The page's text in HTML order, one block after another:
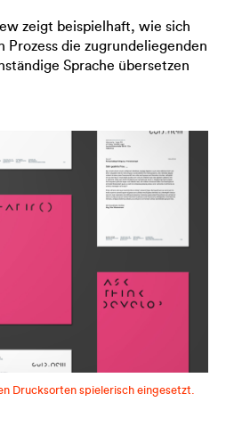
zeigt beispielhaft, wie sich
Prozess die zugrundeliegenden
Sprache übersetzen
Drucksorten spielerisch eingesetzt.